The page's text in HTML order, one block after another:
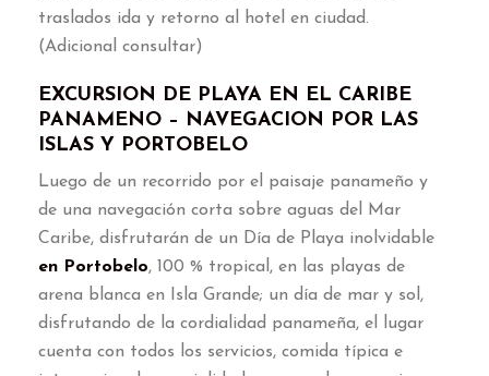
traslados ida y retorno al hotel en ciudad.
(Adicional consultar)
EXCURSION DE PLAYA EN EL CARIBE
PANAMENO – NAVEGACION POR LAS
ISLAS Y PORTOBELO
Luego de un recorrido por el paisaje panameño y
de una navegación corta sobre aguas del Mar
Caribe, disfrutarán de un Día de Playa inolvidable
en Portobelo, 100 % tropical , en las playas de
arena blanca en Isla Grande; un día de mar y sol ,
disfrutando de la cordialidad panameña, el lugar
cuenta con todos los servicios, comida típica e